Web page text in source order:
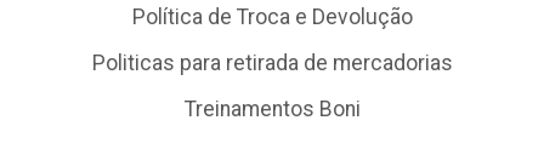
Política de Troca e Devolução
Politicas para retirada de mercadorias
Treinamentos Boni